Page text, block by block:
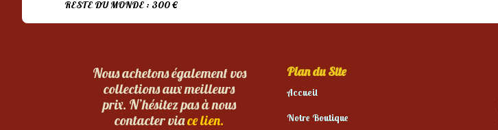
RESTE DU MONDE : 300 €
Nous achetons également vos
collections aux meilleurs
prix. N’hésitez pas à nous
contacter viace lien.
Plan du Site
Accueil
Notre Boutique